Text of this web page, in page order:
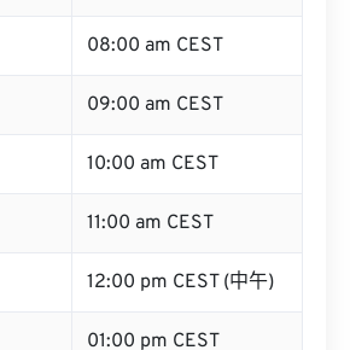
08:00 am CEST
09:00 am CEST
10:00 am CEST
11:00 am CEST
12:00 pm CEST (中午)
01:00 pm CEST